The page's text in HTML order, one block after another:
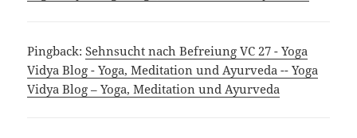
Pingback:Sehnsucht nach Befreiung VC 27 - Yoga
Vidya Blog - Yoga, Meditation und Ayurveda -- Yoga
Vidya Blog – Yoga, Meditation und Ayurveda